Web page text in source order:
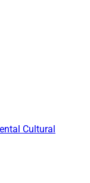
Cultural